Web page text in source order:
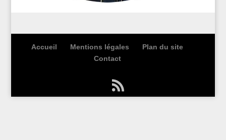
Accueil Mentions légales
Plan du site
Contact